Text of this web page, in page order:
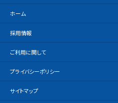
ホーム
採用情報
ご利用に関して
プライバシーポリシー
サイトマップ